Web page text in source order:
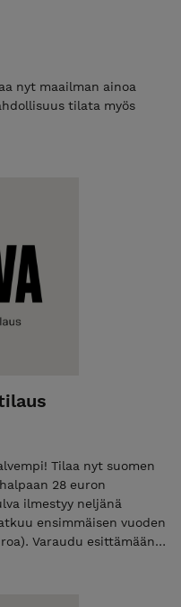
nyt maailman ainoa
tilata myös
Tilaa nyt suomen
28 euron
ilmestyy neljänä
ensimmäisen vuoden
Varaudu esittämään